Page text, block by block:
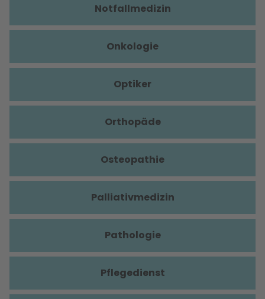
Notfallmedizin
Onkologie
Optiker
Orthopäde
Osteopathie
Palliativmedizin
Pathologie
Pflegedienst